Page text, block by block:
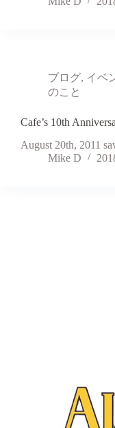
ブログ, イベ
のこと
Cafe’s 10th
August 20th, 2011
Mike D